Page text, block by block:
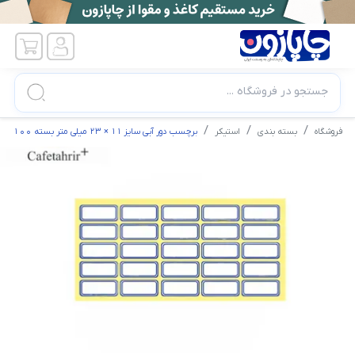
جستجو در فروشگاه ...
فروشگاه بسته بندی استیکر